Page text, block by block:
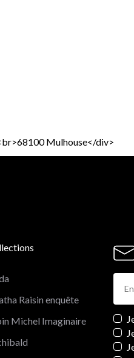
Mulhouse</div>
Raisin enquête
Michel Imaginaire